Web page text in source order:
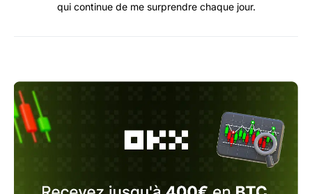
qui continue de me surprendre chaque jour.